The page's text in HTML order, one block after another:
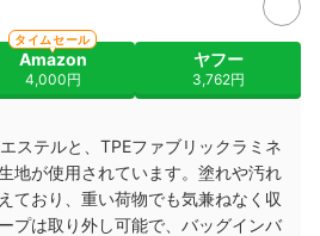
Amazon
4,000円
タイムセール
ヤフー
3,762円
ステルと、TPEファブリックラミネ
地が使用されています。塗れや汚れ
ており、重い荷物でも気兼ねなく収
プは取り外し可能で、バッグインバ